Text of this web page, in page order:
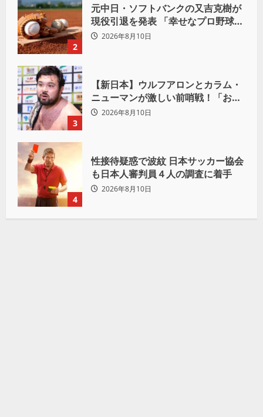
2
元中日・ソフトバンクの又吉克樹が
現役引退を発表 「幸せなプロ野球人
生でした」
2026年8月10日
3
【新日本】ウルフアロンとカラム・
ニューマンが激しい前哨戦！「お前
は俺の胸毛にカラム(絡む)小バエと
2026年8月10日
4
性接待疑惑で波紋 日本サッカー協会
も日本人審判員４人の調査に着手
2026年8月10日